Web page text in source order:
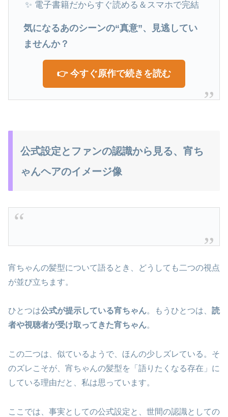
✨ 電子書籍だからすぐ読める＆スマホで完結
気になるあのシーンの“真意”、見逃してい
ませんか？
👉 今すぐ原作で続きを読む
公式設定とファンの認識から見る、宵ち
ゃんヘアのイメージ像
宵ちゃんの髪型について語るとき、どうしても二つの視点
が並び立ちます。
ひとつは公式が提示している宵ちゃん。もうひとつは、 読
者や視聴者が受け取ってきた宵ちゃん。
この二つは、似ているようで、ほんの少しズレている。そ
のズレこそが、宵ちゃんの髪型を「語りたくなる存在」に
している理由だと、私は思っています。
ここでは、事実としての公式設定と、世間の認識としての